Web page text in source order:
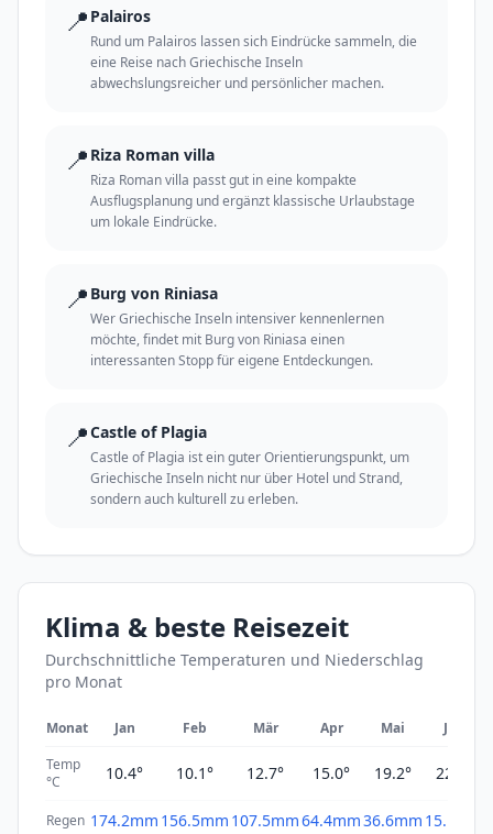
📍 Palairos
Rund um Palairos lassen sich Eindrücke sammeln, die
eine Reise nach Griechische Inseln
abwechslungsreicher und persönlicher machen.
📍 Riza Roman villa
Riza Roman villa passt gut in eine kompakte
Ausflugsplanung und ergänzt klassische Urlaubstage
um lokale Eindrücke.
📍 Burg von Riniasa
Wer Griechische Inseln intensiver kennenlernen
möchte, findet mit Burg von Riniasa einen
interessanten Stopp für eigene Entdeckungen.
📍Castle of Plagia
Castle of Plagia ist ein guter Orientierungspunkt, um
Griechische Inseln nicht nur über Hotel und Strand,
sondern auch kulturell zu erleben.
Klima & beste Reisezeit
Durchschnittliche Temperaturen und Niederschlag
pro Monat
Monat Jan Feb Mär Apr Mai
Jun
Temp
°C
10.4° 10.1° 12.7° 15.0° 19.2° 22.9°
Regen 174.2mm 156.5mm 107.5mm64.4mm36.6mm 15.1mm